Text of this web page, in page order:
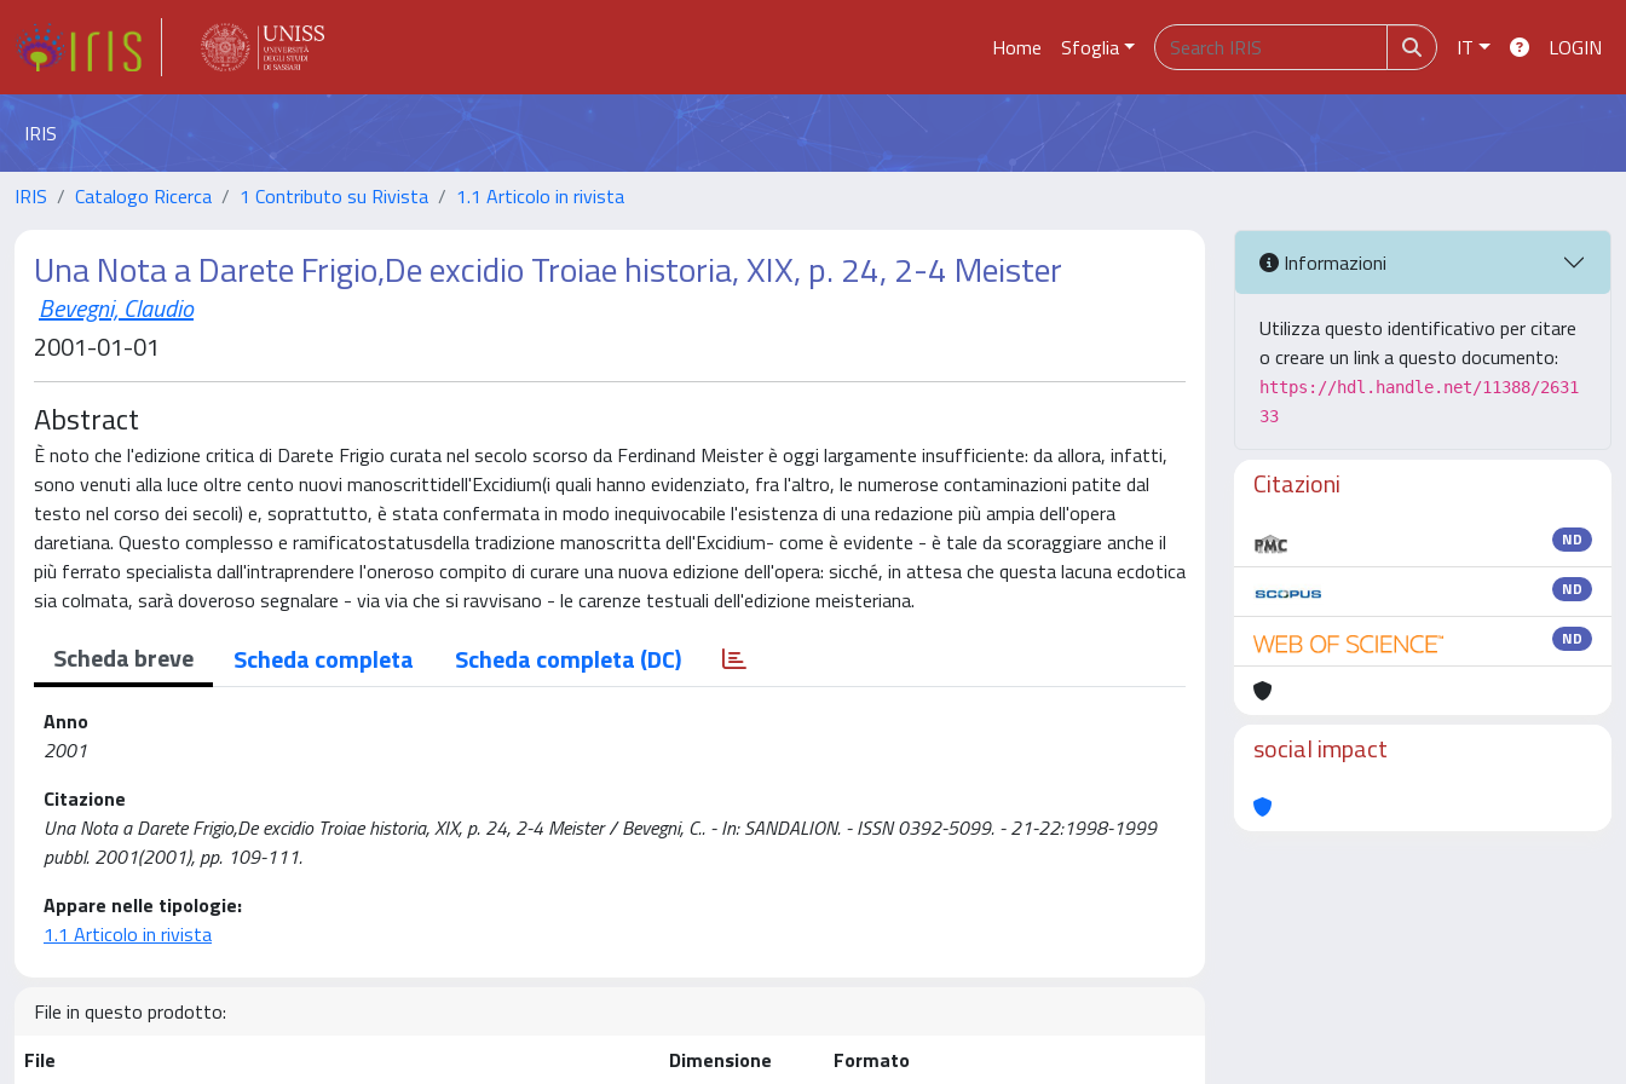
Home Sfoglia IT LOGIN
IRIS
IRIS Catalogo Ricerca 1 Contributo su Rivista 1.1 Articolo in rivista
Una Nota a Darete Frigio,De excidio Troiae historia, XIX, p. 24, 2-4 Meister
Bevegni, Claudio
2001-01-01
Abstract
È noto che l'edizione critica di Darete Frigio curata nel secolo scorso da Ferdinand Meister è oggi largamente insufficiente: da allora, infatti,
sono venuti alla luce oltre cento nuovi manoscrittidell'Excidium(i quali hanno evidenziato, fra l'altro, le numerose contaminazioni patite dal
testo nel corso dei secoli) e, soprattutto, è stata confermata in modo inequivocabile l'esistenza di una redazione più ampia dell'opera
daretiana. Questo complesso e ramificatostatusdella tradizione manoscritta dell'Excidium- come è evidente - è tale da scoraggiare anche il
più ferrato specialista dall'intraprendere l'oneroso compito di curare una nuova edizione dell'opera: sicché, in attesa che questa lacuna ecdotica
sia colmata, sarà doveroso segnalare - via via che si ravvisano - le carenze testuali dell'edizione meisteriana.
Scheda breve Scheda completa Scheda completa (DC)
Anno
2001
Citazione
Una Nota a Darete Frigio,De excidio Troiae historia, XIX, p. 24, 2-4 Meister / Bevegni, C.. - In: SANDALION. - ISSN 0392-5099. - 21-22:1998-1999
pubbl. 2001(2001), pp. 109-111.
Appare nelle tipologie:
1.1 Articolo in rivista
File in questo prodotto:
File
Dimensione Formato
Informazioni
Utilizza questo identificativo per citare
o creare un link a questo documento:
https://hdl.handle.net/11388/2631
33
Citazioni
ND
ND
ND
social impact